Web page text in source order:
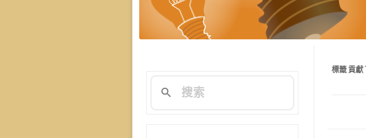
標籤 貢獻